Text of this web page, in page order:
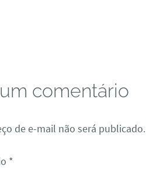
comentário
de e-mail não será publicado.
*